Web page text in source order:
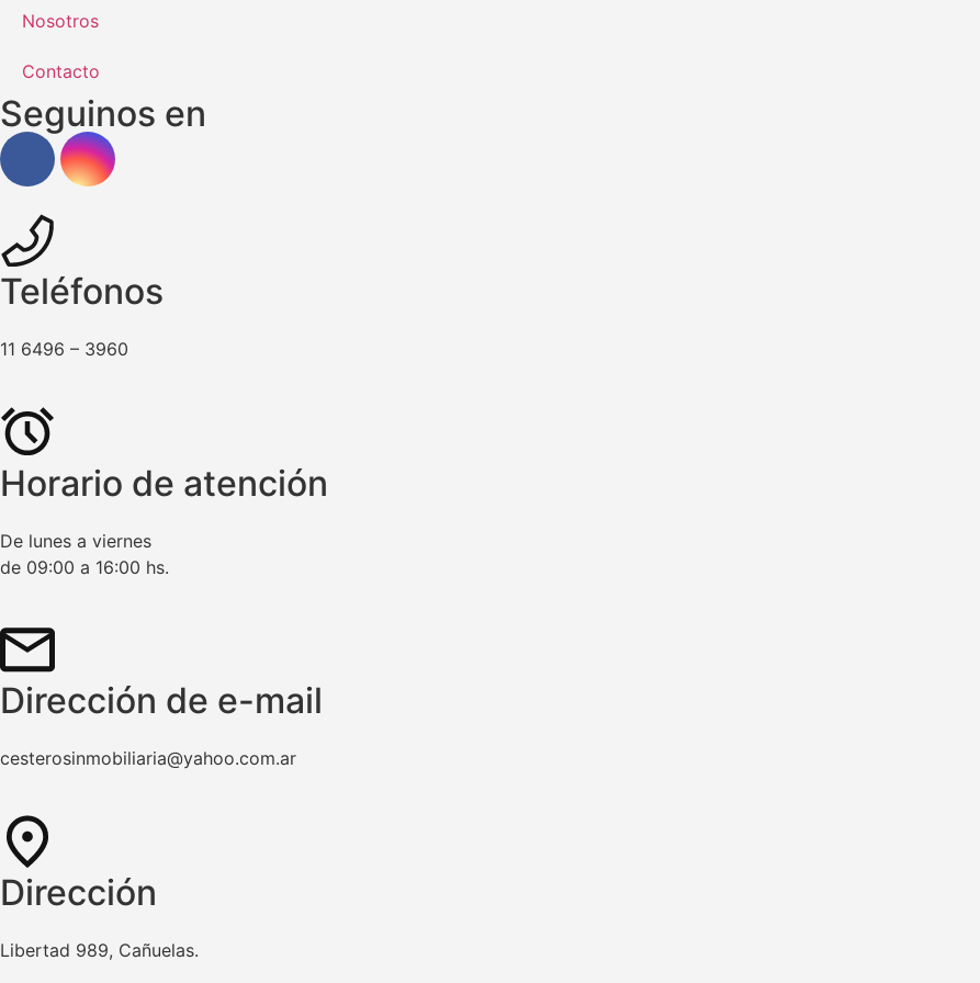
Nosotros
Contacto
Seguinos en
Teléfonos
11 6496 – 3960
Horario de atención
De lunes a viernes
de 09:00 a 16:00 hs.
Dirección de e-mail
cesterosinmobiliaria@yahoo.com.ar
Dirección
Libertad 989, Cañuelas.